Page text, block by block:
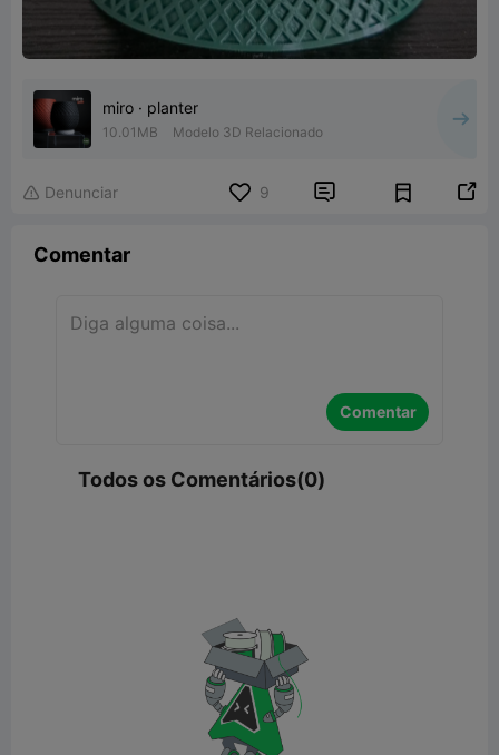
miro · planter
10.01MB Modelo 3D Relacionado
 Denunciar 9  
Comentar
Comentar
Todos os Comentários(0)